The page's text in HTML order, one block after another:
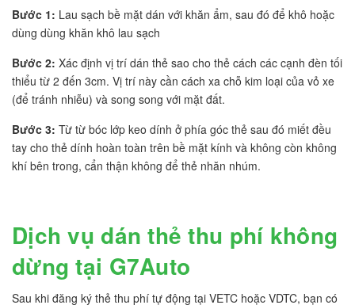
Bước 1: Lau sạch bề mặt dán với khăn ẩm, sau đó để khô hoặc
dùng dùng khăn khô lau sạch
Bước 2: Xác định vị trí dán thẻ sao cho thẻ cách các cạnh đèn tối
thiểu từ 2 đến 3cm. Vị trí này cần cách xa chỗ kim loại của vỏ xe
(để tránh nhiễu) và song song với mặt đất.
Bước 3: Từ từ bóc lớp keo dính ở phía góc thẻ sau đó miết đều
tay cho thẻ dính hoàn toàn trên bề mặt kính và không còn không
khí bên trong, cẩn thận không để thẻ nhăn nhúm.
Dịch vụ dán thẻ thu phí không
dừng tại G7Auto
Sau khi đăng ký thẻ thu phí tự động tại VETC hoặc VDTC, bạn có